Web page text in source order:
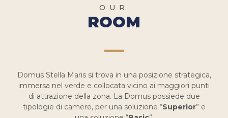
OUR
ROOM
Domus Stella Maris si trova in una posizione strategica,
immersa nel verde e collocata vicino ai maggiori punti
di attrazione della zona. La Domus possiede due
tipologie di camere, per una soluzione “Superior” e